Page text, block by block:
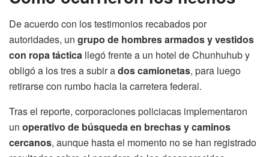
De acuerdo con los testimonios recabados por
autoridades, un grupo de hombres armados y vestidos
con ropa táctica llegó frente a un hotel de Chunhuhub y
obligó a los tres a subir ados camionetas, para luego
retirarse con rumbo hacia la carretera federal.
Tras el reporte, corporaciones policiacas implementaron
un operativo de búsqueda en brechas y caminos
cercanos, aunque hasta el momento no se han registrado